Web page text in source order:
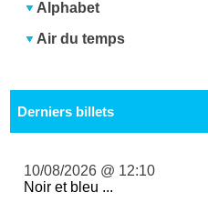
Alphabet
Air du temps
Derniers billets
10/08/2026 @ 12:10
Noir et bleu ...